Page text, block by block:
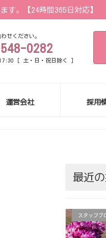
す。【24時間365日対応】
せください。
0282
[ 土・日・祝日除く ]
運営会社 採用
最近
スタッフブ